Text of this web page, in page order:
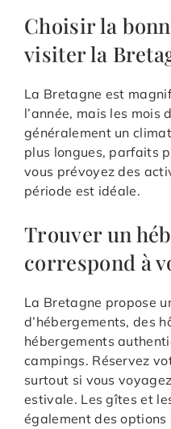
Choisir la
visiter la
La Bretagne est
l’année, mais les
généralement un
plus longues, parfaits
vous prévoyez des
période est idéale.
Trouver un
correspond à
La Bretagne propose
d’hébergements, des
hébergements
campings. Réservez
surtout si vous
estivale. Les gîtes et
également des